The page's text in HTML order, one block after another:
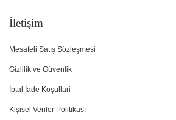
İletişim
Mesafeli Satış Sözleşmesi
Gizlilik ve Güvenlik
İptal İade Koşullari
Kişisel Veriler Politikası